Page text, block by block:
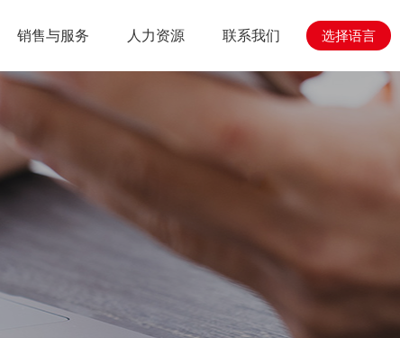
销售与服务 人力资源 联系我们 选择语言